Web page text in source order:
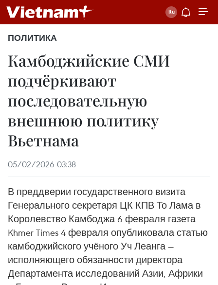
ПОЛИТИКА
Камбоджийские СМИ
подчёркивают
последовательную
внешнюю политику
Вьетнама
05/02/2026 03:38
В преддверии государственного визита
Генерального секретаря ЦК КПВ То Лама в
Королевство Камбоджа 6 февраля газета
Khmer Times 4 февраля опубликовала статью
камбоджийского учёного Уч Леанга —
исполняющего обязанности директора
Департамента исследований Азии, Африки